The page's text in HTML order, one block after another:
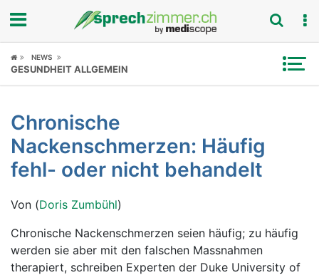
Fokus
Symptome
Untersuchungen
News
Ratgeber
Rubriken
NEWS
GESUNDHEIT ALLGEMEIN
Chronische
Nackenschmerzen: Häufig
fehl- oder nicht behandelt
Von (Doris Zumbühl)
Chronische Nackenschmerzen seien häufig; zu häufig
werden sie aber mit den falschen Massnahmen
therapiert, schreiben Experten der Duke University of